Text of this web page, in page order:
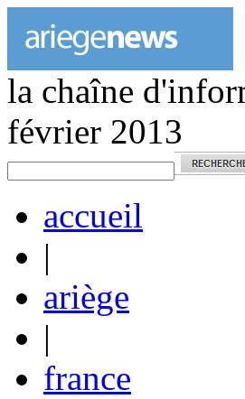
la chaîne
février 2013
accueil
|
ariège
|
france